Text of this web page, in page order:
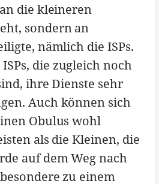
die kleineren
sondern an
nämlich die ISPs.
die zugleich noch
ihre Dienste sehr
Auch können sich
Obulus wohl
als die Kleinen, die
auf dem Weg nach
zu einem